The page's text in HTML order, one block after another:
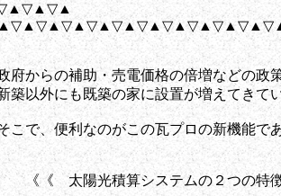
府からの補助・売電価格の倍増などの政
築以外にも既築の家に設置が増えてきて
こで、便利なのがこの瓦プロの新機能で
《《 太陽光積算システムの２つの